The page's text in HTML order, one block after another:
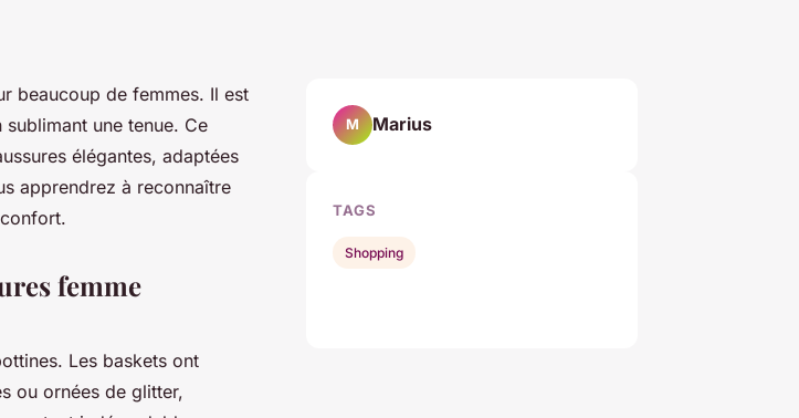
beaucoup de femmes. Il est
une tenue. Ce
élégantes, adaptées
apprendrez à reconnaître
femme
Les baskets ont
ou ornées de glitter,
M Marius
TAGS
Shopping